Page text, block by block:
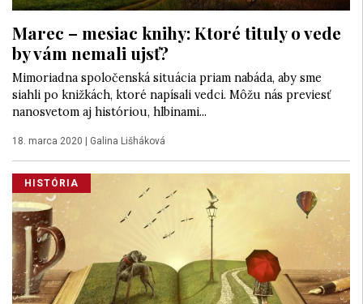
Marec – mesiac knihy: Ktoré tituly o vede
by vám nemali ujsť?
Mimoriadna spoločenská situácia priam nabáda, aby sme
siahli po knižkách, ktoré napísali vedci. Môžu nás previesť
nanosvetom aj históriou, hlbinami...
18. marca 2020 | Galina Lišháková
HISTÓRIA